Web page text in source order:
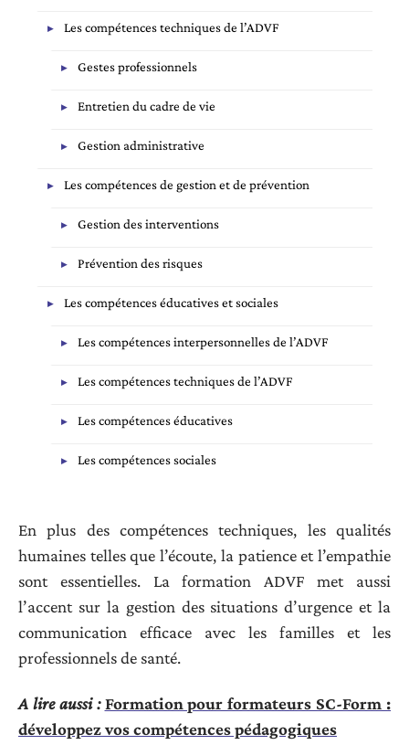
Les compétences techniques de l’ADVF
Gestes professionnels
Entretien du cadre de vie
Gestion administrative
Les compétences de gestion et de prévention
Gestion des interventions
Prévention des risques
Les compétences éducatives et sociales
Les compétences interpersonnelles de l’ADVF
Les compétences techniques de l’ADVF
Les compétences éducatives
Les compétences sociales
En plus des compétences techniques, les qualités
humaines telles que l’écoute, la patience et l’empathie
sont essentielles. La formation ADVF met aussi
l’accent sur la gestion des situations d’urgence et la
communication efficace avec les familles et les
professionnels de santé.
A lire aussi : Formation pour formateurs SC-Form :
développez vos compétences pédagogiques